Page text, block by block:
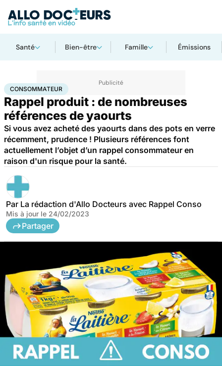
Santé Bien-être Famille Émissions
AccueilSantéConsommateur
CONSOMMATEUR
Rappel produit : de nombreuses
références de yaourts
Si vous avez acheté des yaourts dans des pots en verre
récemment, prudence ! Plusieurs références font
actuellement l’objet d’un rappel consommateur en
raison d'un risque pour la santé.
Par La rédaction d'Allo Docteurs avec Rappel Conso
Mis à jour le 24/02/2023
Partager